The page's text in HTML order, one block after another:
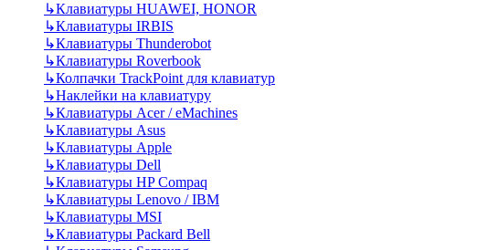
↳Клавиатуры HUAWEI, HONOR
↳Клавиатуры IRBIS
↳Клавиатуры Thunderobot
↳Клавиатуры Roverbook
↳Колпачки TrackPoint для клавиатур
↳Наклейки на клавиатуру
↳Клавиатуры Acer / eMachines
↳Клавиатуры Asus
↳Клавиатуры Apple
↳Клавиатуры Dell
↳Клавиатуры HP Compaq
↳Клавиатуры Lenovo / IBM
↳Клавиатуры MSI
↳Клавиатуры Packard Bell